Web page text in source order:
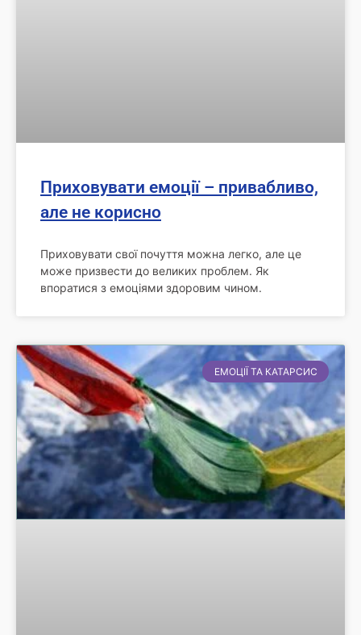
Приховувати емоції – привабливо,
але не корисно
Приховувати свої почуття можна легко, але це
може призвести до великих проблем. Як
впоратися з емоціями здоровим чином.
ЕМОЦІЇ ТА КАТАРСИС